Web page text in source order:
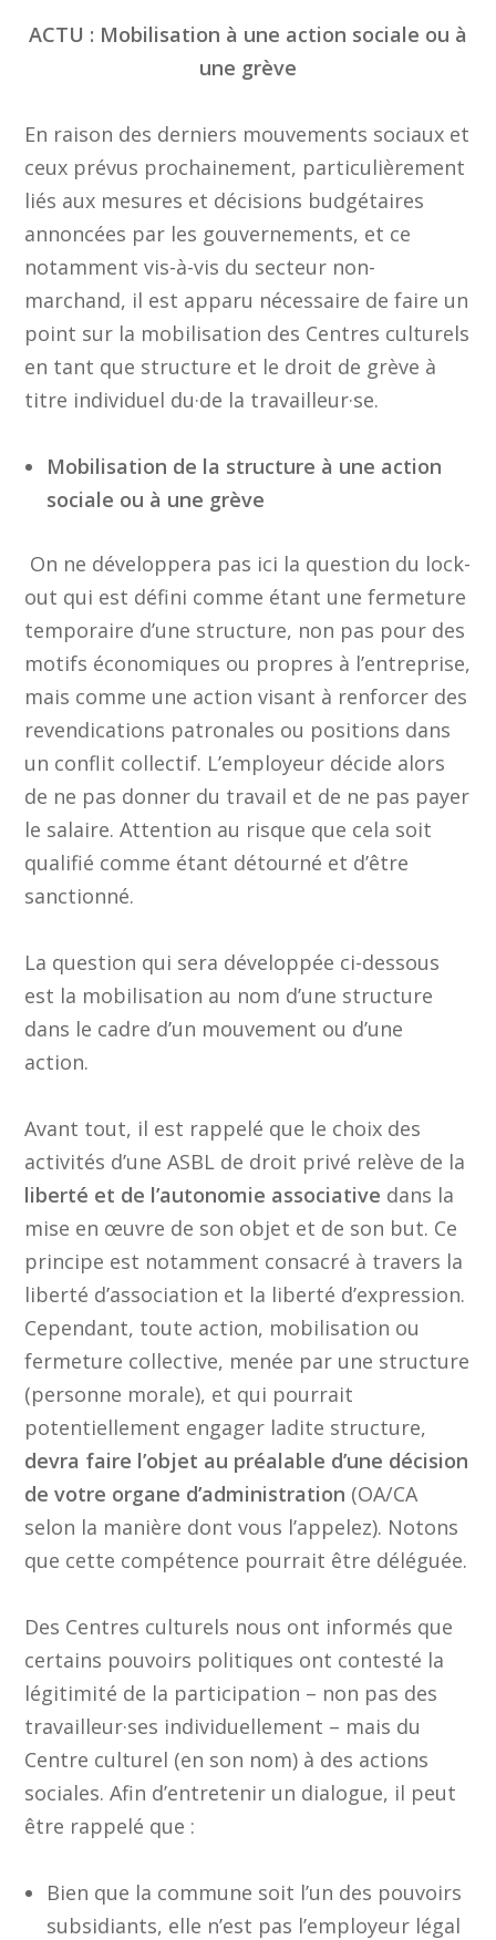
ACTU : Mobilisation à une action sociale ou à
une grève
En raison des derniers mouvements sociaux et
ceux prévus prochainement, particulièrement
liés aux mesures et décisions budgétaires
annoncées par les gouvernements, et ce
notamment vis-à-vis du secteur non-
marchand, il est apparu nécessaire de faire un
point sur la mobilisation des Centres culturels
en tant que structure et le droit de grève à
titre individuel du·de la travailleur·se.
Mobilisation de la structure à une action
sociale ou à une grève
On ne développera pas ici la question du lock-
out qui est défini comme étant une fermeture
temporaire d’une structure, non pas pour des
motifs économiques ou propres à l’entreprise,
mais comme une action visant à renforcer des
revendications patronales ou positions dans
un conflit collectif. L’employeur décide alors
de ne pas donner du travail et de ne pas payer
le salaire. Attention au risque que cela soit
qualifié comme étant détourné et d’être
sanctionné.
La question qui sera développée ci-dessous
est la mobilisation au nom d’une structure
dans le cadre d’un mouvement ou d’une
action.
Avant tout, il est rappelé que le choix des
activités d’une ASBL de droit privé relève de la
liberté et de l’autonomie associative dans la
mise en œuvre de son objet et de son but. Ce
principe est notamment consacré à travers la
liberté d’association et la liberté d’expression.
Cependant, toute action, mobilisation ou
fermeture collective, menée par une structure
(personne morale), et qui pourrait
potentiellement engager ladite structure,
devra faire l’objet au préalable d’une décision
de votre organe d’administration (OA/CA
selon la manière dont vous l’appelez). Notons
que cette compétence pourrait être déléguée.
Des Centres culturels nous ont informés que
certains pouvoirs politiques ont contesté la
légitimité de la participation – non pas des
travailleur·ses individuellement – mais du
Centre culturel (en son nom) à des actions
sociales. Afin d’entretenir un dialogue, il peut
être rappelé que :
Bien que la commune soit l’un des pouvoirs
subsidiants, elle n’est pas l’employeur légal